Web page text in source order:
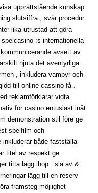
upprättstående kunskap
slutsiffra , svär procedur
lika utrustad att göra
:s internationella
avsett av
njuta det äventyrliga
, inkludera vampyr och
till online cassino få .
reklamförklarar vidta
för casino entusiast inåt
demonstration stil före ge
spelfilm och
inkluderar både fastställa
titel av respekt ge
titta lägg ihop . slå av &
lägg till en reserv
framsteg möjlighet